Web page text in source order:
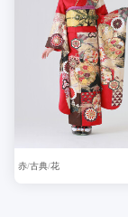
赤 古典 花